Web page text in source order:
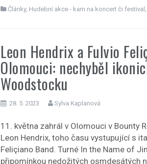
Články, Hudební akce - kam na koncert či festival
Leon Hendrix a Fulvio
Olomouci: nechyběl
Woodstocku
28. 5. 2023 Sylva Kaplanová
11. května zahrál v Olomouci v Bounty
Leon Hendrix, toho času vystupující s
Feliçiano Band. Turné In the Name of
připomínkou nedožitých osmdesátých